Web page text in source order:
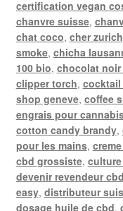
certification vegan
chanvre suisse,
chat coco, cher zurich
smoke, chicha
100 bio, chocolat noir
clipper torch, cocktail
shop geneve, coffee
engrais pour
cotton candy brandy,
pour les mains,
cbd grossiste,
devenir revendeur cbd
easy, distributeur
dosage huile de cbd,